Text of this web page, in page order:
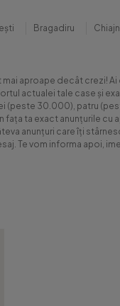
Bragadiru
aproape decât crezi!
actualei tale case și
30.000), patru
fața ta exact anunțurile
anunțuri care îți
Te vom informa apoi,